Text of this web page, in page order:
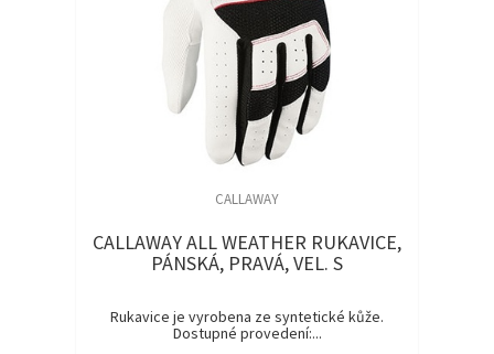
CALLAWAY
CALLAWAY ALL WEATHER RUKAVICE,
PÁNSKÁ, PRAVÁ, VEL. S
Rukavice je vyrobena ze syntetické kůže.
Dostupné provedení:...